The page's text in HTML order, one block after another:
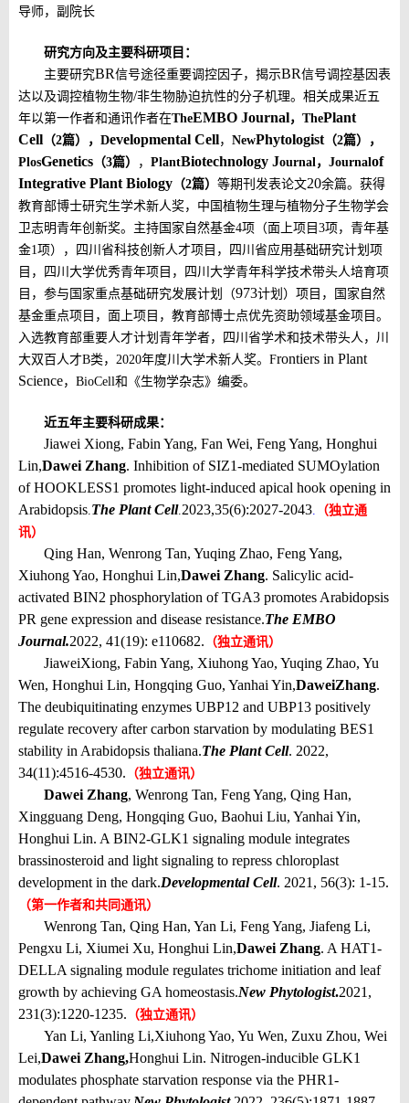
导师，副院长
研究方向及主要科研项目：
主要研究BR信号途径重要调控因子，揭示BR信号调控基因表
达以及调控植物生物/非生物胁迫抗性的分子机理。相关成果近五
年以第一作者和通讯作者在TheEMBO Journal， ThePlant
Cell （2篇）， Developmental Cell， NewPhytologist （2篇），
PlosGenetics （3篇） ， PlantBiotechnology Journal ， Journal of
Integrative Plant Biology （2篇） 等期刊发表论文20余篇。获得
教育部博士研究生学术新人奖，中国植物生理与植物分子生物学会
卫志明青年创新奖。主持国家自然基金4项（面上项目 3项，青年基
金1 项），四川省科技创新人才项目，四川省应用基础研究计划项
目，四川大学优秀青年项目，四川大学青年科学技术带头人培育项
目，参与国家重点基础研究发展计划（973计划）项目，国家自然
基金重点项目，面上项目，教育部博士点优先资助领域基金项目。
入选教育部重要人才计划青年学者，四川省学术和技术带头人 ，川
大双百人才B类， 2020年度川大学术新人奖。 Frontiers in Plant
Science， BioCell和《生物学杂志》编委。
近五年主要科研成果：
Jiawei Xiong, Fabin Yang, Fan Wei, Feng Yang, Honghui
Lin,Dawei Zhang. Inhibition of SIZ1-mediated SUMOylation
of HOOKLESS1 promotes light-induced apical hook opening in
Arabidopsis The Plant Cell. 2023,35(6):2027-2043
（独立通
讯）
Qing Han, Wenrong Tan, Yuqing Zhao, Feng Yang,
Xiuhong Yao, Honghui Lin,Dawei Zhang. Salicylic acid-
activated BIN2 phosphorylation of TGA3 promotes Arabidopsis
PR gene expression and disease resistance.The EMBO
Journal.2022, 41(19): e110682. （独立通讯）
JiaweiXiong, Fabin Yang, Xiuhong Yao, Yuqing Zhao, Yu
Wen, Honghui Lin, Hongqing Guo, Yanhai Yin,DaweiZhang.
The deubiquitinating enzymes UBP12 and UBP13 positively
regulate recovery after carbon starvation by modulating BES1
stability in Arabidopsis thaliana.The Plant Cell. 2022,
34(11):4516-4530. （独立通讯）
Dawei Zhang, Wenrong Tan, Feng Yang, Qing Han,
Xingguang Deng, Hongqing Guo, Baohui Liu, Yanhai Yin,
Honghui Lin. A BIN2-GLK1 signaling module integrates
brassinosteroid and light signaling to repress chloroplast
development in the dark.Developmental Cell. 2021, 56(3): 1-15.
（第一作者和共同通讯）
Wenrong Tan, Qing Han, Yan Li, Feng Yang, Jiafeng Li,
Pengxu Li, Xiumei Xu, Honghui Lin,Dawei Zhang. A HAT1-
DELLA signaling module regulates trichome initiation and leaf
growth by achieving GA homeostasis.New Phytologist.2021,
231(3):1220-1235. （独立通讯）
Yan Li, Yanling Li,Xiuhong Yao, Yu Wen, Zuxu Zhou, Wei
Lei,Dawei Zhang,Honghui Lin. Nitrogen-inducible GLK1
modulates phosphate starvation response via the PHR1-